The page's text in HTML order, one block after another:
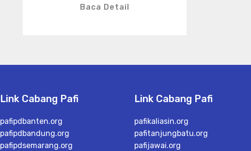
Baca Detail
Link Cabang Pafi
pafipdbanten.org
pafipdbandung.org
pafipdsemarang.org
Link Cabang Pafi
pafikaliasin.org
pafitanjungbatu.org
pafijawai.org